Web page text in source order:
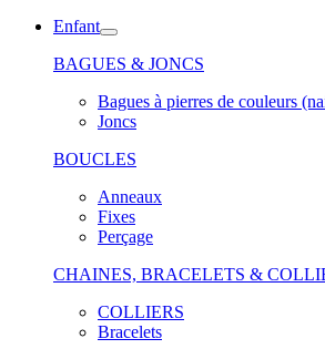
Enfant
BAGUES & JONCS
Bagues à pierres de couleurs
Joncs
BOUCLES
Anneaux
Fixes
Perçage
CHAINES, BRACELETS &
COLLIERS
Bracelets